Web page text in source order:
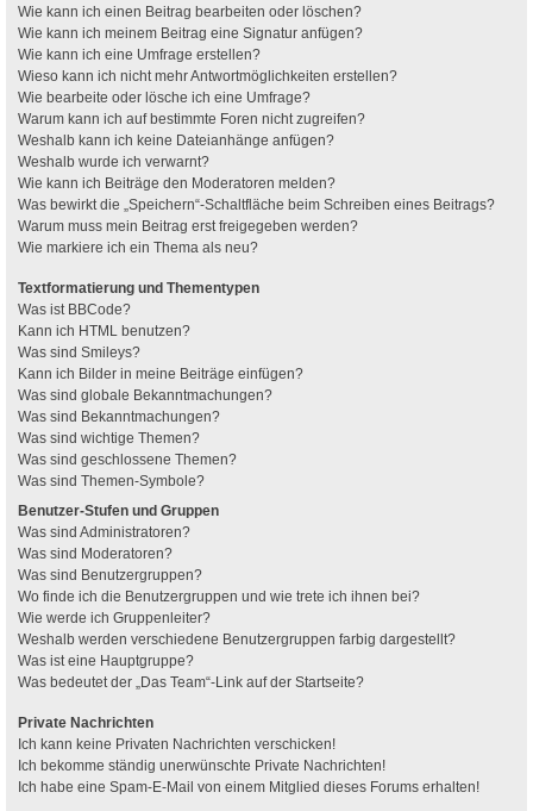
Wie kann ich einen Beitrag bearbeiten oder löschen?
Wie kann ich meinem Beitrag eine Signatur anfügen?
Wie kann ich eine Umfrage erstellen?
Wieso kann ich nicht mehr Antwortmöglichkeiten erstellen?
Wie bearbeite oder lösche ich eine Umfrage?
Warum kann ich auf bestimmte Foren nicht zugreifen?
Weshalb kann ich keine Dateianhänge anfügen?
Weshalb wurde ich verwarnt?
Wie kann ich Beiträge den Moderatoren melden?
Was bewirkt die „Speichern“-Schaltfläche beim Schreiben eines Beitrags?
Warum muss mein Beitrag erst freigegeben werden?
Wie markiere ich ein Thema als neu?
Textformatierung und Thementypen
Was ist BBCode?
Kann ich HTML benutzen?
Was sind Smileys?
Kann ich Bilder in meine Beiträge einfügen?
Was sind globale Bekanntmachungen?
Was sind Bekanntmachungen?
Was sind wichtige Themen?
Was sind geschlossene Themen?
Was sind Themen-Symbole?
Benutzer-Stufen und Gruppen
Was sind Administratoren?
Was sind Moderatoren?
Was sind Benutzergruppen?
Wo finde ich die Benutzergruppen und wie trete ich ihnen bei?
Wie werde ich Gruppenleiter?
Weshalb werden verschiedene Benutzergruppen farbig dargestellt?
Was ist eine Hauptgruppe?
Was bedeutet der „Das Team“-Link auf der Startseite?
Private Nachrichten
Ich kann keine Privaten Nachrichten verschicken!
Ich bekomme ständig unerwünschte Private Nachrichten!
Ich habe eine Spam-E-Mail von einem Mitglied dieses Forums erhalten!